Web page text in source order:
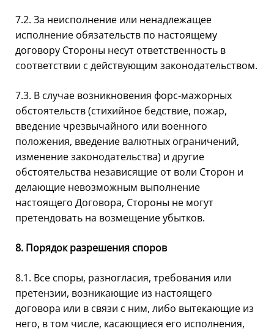
7.2. За неисполнение или ненадлежащее
исполнение обязательств по настоящему
договору Стороны несут ответственность в
соответствии с действующим законодательством.
7.3. В случае возникновения форс-мажорных
обстоятельств (стихийное бедствие, пожар,
введение чрезвычайного или военного
положения, введение валютных ограничений,
изменение законодательства) и другие
обстоятельства независящие от воли Сторон и
делающие невозможным выполнение
настоящего Договора, Стороны не могут
претендовать на возмещение убытков.
8. Порядок разрешения споров
8.1. Все споры, разногласия, требования или
претензии, возникающие из настоящего
договора или в связи с ним, либо вытекающие из
него, в том числе, касающиеся его исполнения,